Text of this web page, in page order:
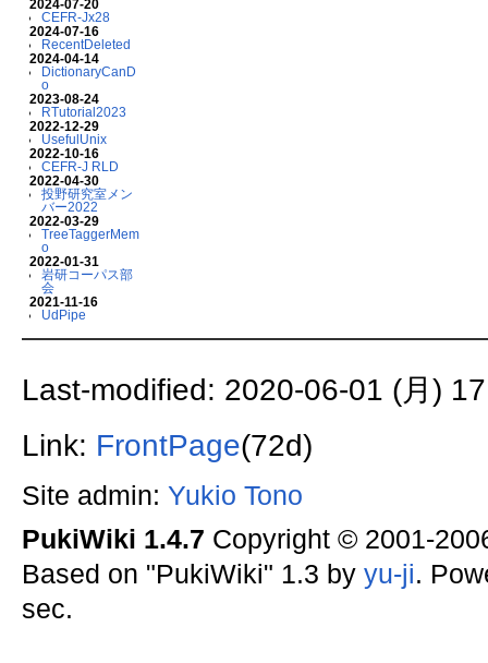
2024-07-20
CEFR-Jx28
2024-07-16
RecentDeleted
2024-04-14
DictionaryCanD
o
2023-08-24
RTutorial2023
2022-12-29
UsefulUnix
2022-10-16
CEFR-J RLD
2022-04-30
投野研究室メン
バー2022
2022-03-29
TreeTaggerMem
o
2022-01-31
岩研コーパス部
会
2021-11-16
UdPipe
Last-modified: 2020-06-01 (月)
Link: FrontPage(72d)
Site admin: Yukio Tono
PukiWiki 1.4.7 Copyright © 2001-
Based on "PukiWiki" 1.3 by yu-ji.
sec.